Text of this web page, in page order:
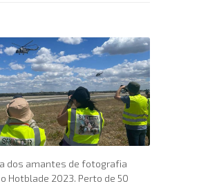
dos amantes de fotografia
Hotblade 2023. Perto de 50